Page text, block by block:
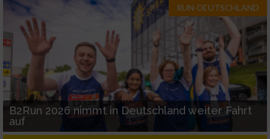
RUN-DEUTSCHLAND
B2Run 2026 nimmt in Deutschland weiter Fahrt
auf